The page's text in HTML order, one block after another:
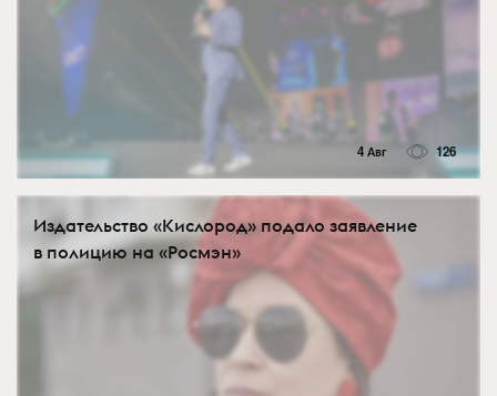
4 Авг 126
Издательство «Кислород» подало заявление
в полицию на «Росмэн»